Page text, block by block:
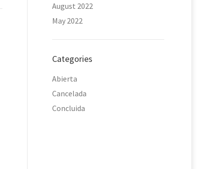
August 2022
May 2022
Categories
Abierta
Cancelada
Concluida